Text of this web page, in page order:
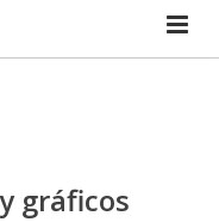
gráficos